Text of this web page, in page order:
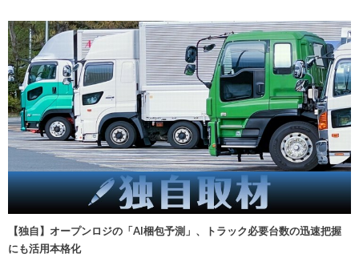
【独自】オープンロジの「AI梱包予測」、トラック必要台数の迅速把握
にも活用本格化